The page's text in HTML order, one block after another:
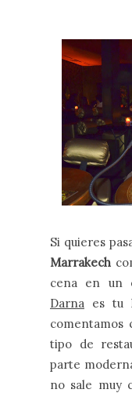
Si quieres
Marrakech
cena en un
Darna es tu
comentamos
tipo de
parte
no sale muy